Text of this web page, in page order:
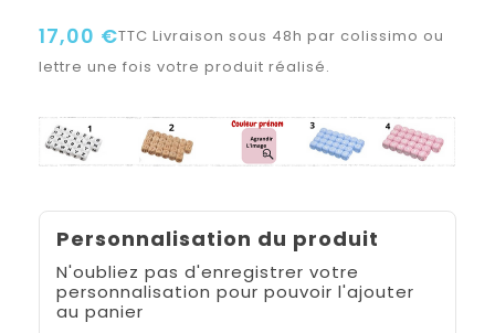
17,00 €TTC Livraison sous 48h par colissimo ou
lettre une fois votre produit réalisé.
Personnalisation du produit
N'oubliez pas d'enregistrer votre
personnalisation pour pouvoir l'ajouter
au panier